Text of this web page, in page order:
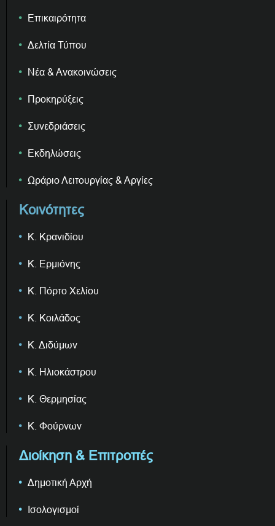
Επικαιρότητα
Δελτία Τύπου
Νέα & Ανακοινώσεις
Προκηρύξεις
Συνεδριάσεις
Εκδηλώσεις
Ωράριο Λειτουργίας & Αργίες
Κοινότητες
Κ. Κρανιδίου
Κ. Ερμιόνης
Κ. Πόρτο Χελίου
Κ. Κοιλάδος
Κ. Διδύμων
Κ. Ηλιοκάστρου
Κ. Θερμησίας
Κ. Φούρνων
Διοίκηση & Επιτροπές
Δημοτική Αρχή
Ισολογισμοί